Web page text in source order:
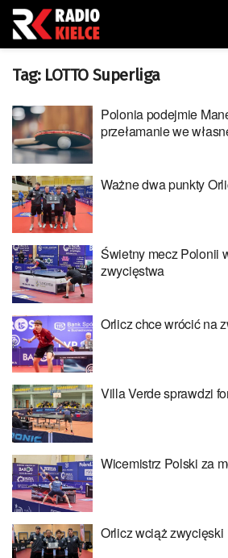
Tag: LOTTO Superliga
Polonia podejmie
przełamanie we
Ważne dwa punkty
Świetny mecz Polonii
zwycięstwa
Orlicz chce wrócić na
Villa Verde sprawdzi
Wicemistrz Polski za
Orlicz wciąż zwycięski